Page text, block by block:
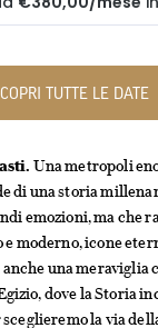
TUTTE LE DATE
Una metropoli
di una storia
emozioni, ma che
moderno, icone
una meraviglia
dove la Storia
la via